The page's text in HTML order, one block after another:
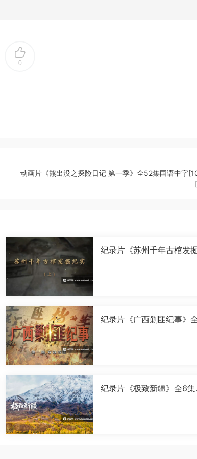
0
动画片《熊出没之探险日记 第一季》全52集国语中字
纪录片《苏州千年古棺发
纪录片《广西剿匪纪事》
纪录片《极致新疆》全6集